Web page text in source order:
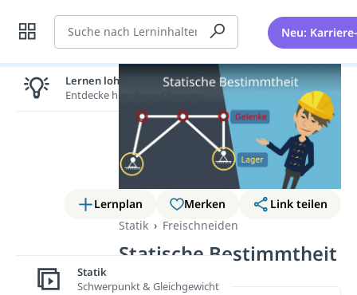
Suche Neu:
Lernplan Merken
Link teilen
Statik
Freischneiden
Statische Bestimmtheit
Lernen lohnt sich!
Entdecke hier deine Chancen.
Statik
Schwerpunkt & Gleichgewicht